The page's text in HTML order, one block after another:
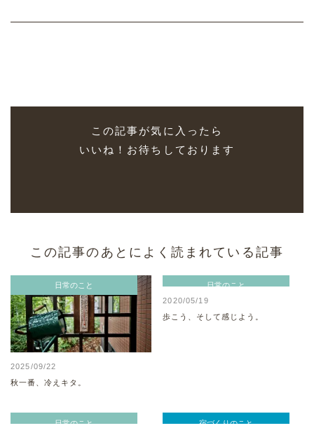
この記事が気に入ったら
いいね！お待ちしております
この記事のあとによく読まれている記事
日常のこと
2025/09/22
秋一番、冷えキタ。
日常のこと
2020/05/19
歩こう、そして感じよう。
日常のこと
宿づくりのこと